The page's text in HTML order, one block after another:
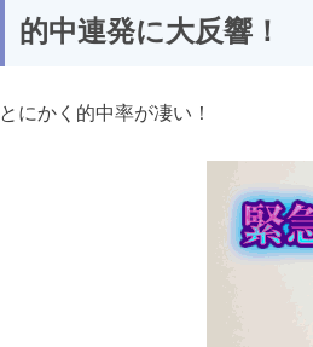
的中連発に大反響！
とにかく的中率が凄い！